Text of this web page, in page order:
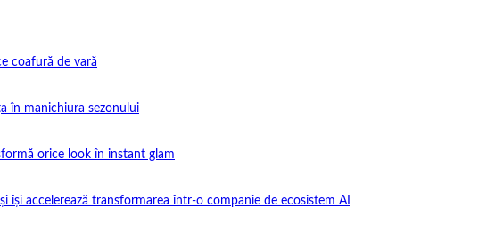
coafură de vară
în manichiura sezonului
orice look în instant glam
accelerează transformarea într-o companie de ecosistem AI